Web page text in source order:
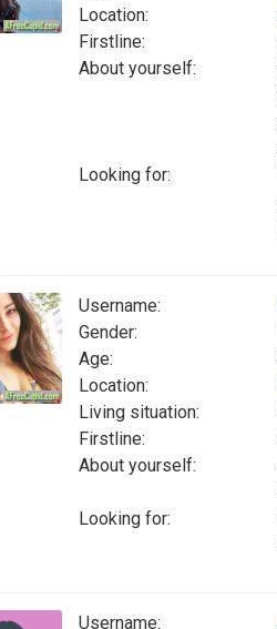
Location:
Firstline:
About yourself:
Looking for:
Username:
Gender:
Age:
Location:
Living situation:
Firstline:
About yourself:
Looking for:
Username: